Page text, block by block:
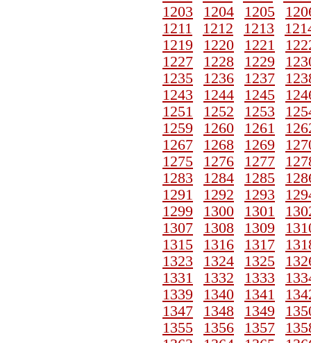
1203
1204 1205
1211
1212 1213
1219
1220 1221
1227
1228 1229
1235
1236 1237
1243
1244 1245
1251
1252 1253
1259
1260 1261
1267
1268 1269
1275
1276 1277
1283
1284 1285
1291
1292 1293
1299
1300 1301
1307
1308 1309
1315
1316 1317
1323
1324 1325
1331
1332 1333
1339
1340 1341
1347
1348 1349
1355
1356 1357